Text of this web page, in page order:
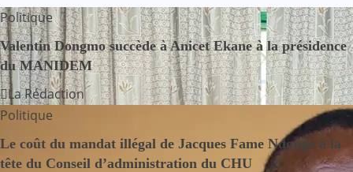
g
a
t
i
o
Politique
Valentin Dongmo succède à Anicet Ekane à la présidence
du MANIDEM
La Rédaction
Politique
Le coût du mandat illégal de Jacques Fame Ndongo à la
tête du Conseil d’administration du CHU